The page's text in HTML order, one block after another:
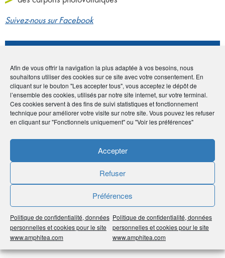
Afin de vous offrir la navigation la plus adaptée à vos besoins, nous
souhaitons utiliser des cookies sur ce site avec votre consentement. En
cliquant sur le bouton "Les accepter tous", vous acceptez le dépôt de
l’ensemble des cookies, utilisés par notre site internet, sur votre terminal.
Ces cookies servent à des fins de suivi statistiques et fonctionnement
technique pour améliorer votre visite sur notre site. Vous pouvez les refuser
en cliquant sur "Fonctionnels uniquement" ou "Voir les préférences"
Accepter
Refuser
Préférences
Politique de confidentialité, données
personnelles et cookies pour le site
www.amphitea.com
Politique de confidentialité, données
personnelles et cookies pour le site
www.amphitea.com
Suivez-nous sur Facebook
• Christophe Vezilier
• BP10060 Nakutakoin - 98835 Dumbea
•75 08 26
•chris.solstice.nc@gmail.com
Imprimer
Partager